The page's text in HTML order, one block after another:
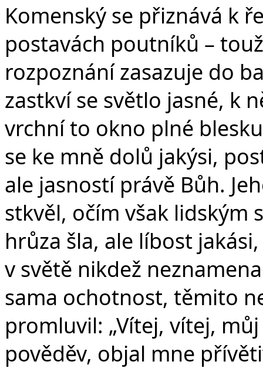
Komenský se přiznává k
postavách poutníků –
rozpoznání zasazuje do
zastkví se světlo jasné, k
vrchní to okno plné
se ke mně dolů jakýsi,
ale jasností právě Bůh.
stkvěl, očím však lidským
hrůza šla, ale líbost
v světě nikdež
sama ochotnost, těmito
promluvil: „Vítej, vítej,
pověděv, objal mne